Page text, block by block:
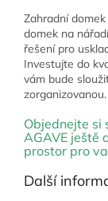
Zahradní
domek na
řešení pro
Investujte do
vám bude
zorganizovanou.
Objednejte si
AGAVE ještě
prostor pro
Další